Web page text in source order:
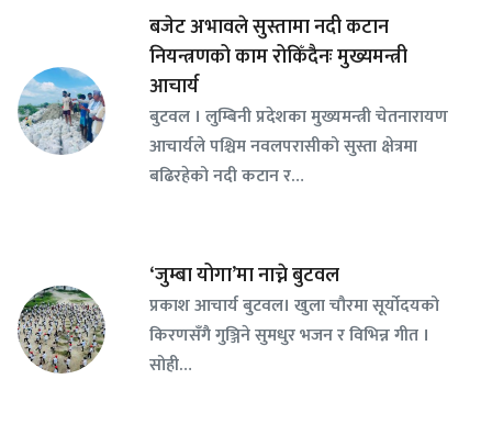
बजेट अभावले सुस्तामा नदी कटान
नियन्त्रणको काम रोकिँदैनः मुख्यमन्त्री
आचार्य
बुटवल । लुम्बिनी प्रदेशका मुख्यमन्त्री चेतनारायण
आचार्यले पश्चिम नवलपरासीको सुस्ता क्षेत्रमा
बढिरहेको नदी कटान र…
‘जुम्बा योगा’मा नाच्ने बुटवल
प्रकाश आचार्य बुटवल। खुला चौरमा सूर्योदयको
किरणसँगै गुञ्जिने सुमधुर भजन र विभिन्न गीत ।
सोही…